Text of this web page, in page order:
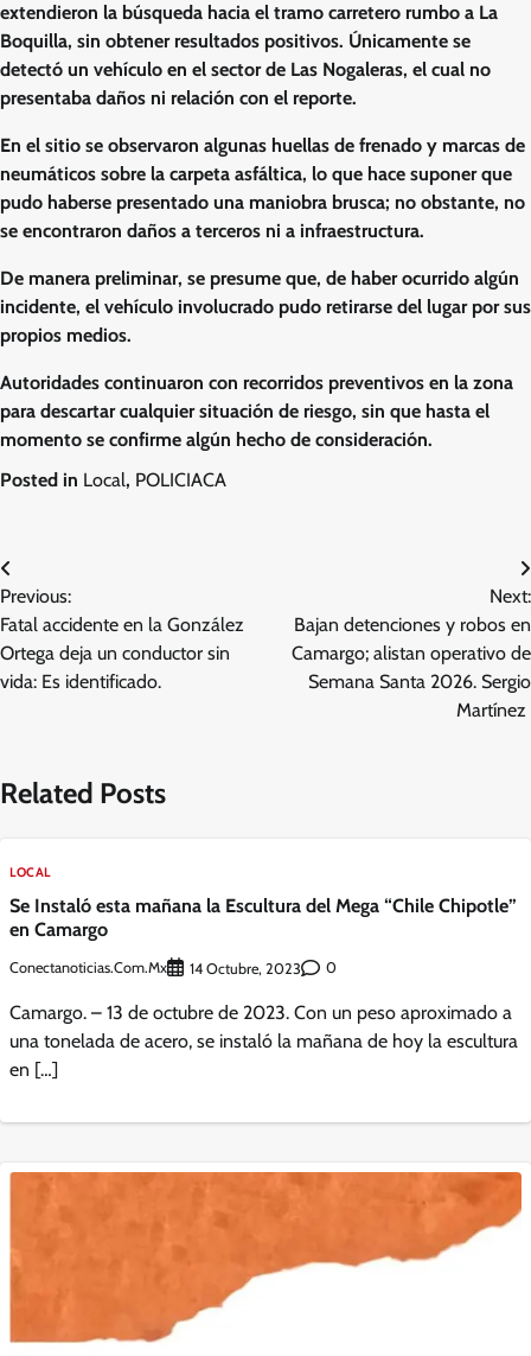
extendieron la búsqueda hacia el tramo carretero rumbo a La
Boquilla, sin obtener resultados positivos. Únicamente se
detectó un vehículo en el sector de Las Nogaleras, el cual no
presentaba daños ni relación con el reporte.
En el sitio se observaron algunas huellas de frenado y marcas de
neumáticos sobre la carpeta asfáltica, lo que hace suponer que
pudo haberse presentado una maniobra brusca; no obstante, no
se encontraron daños a terceros ni a infraestructura.
De manera preliminar, se presume que, de haber ocurrido algún
incidente, el vehículo involucrado pudo retirarse del lugar por sus
propios medios.
Autoridades continuaron con recorridos preventivos en la zona
para descartar cualquier situación de riesgo, sin que hasta el
momento se confirme algún hecho de consideración.
Posted in Local, POLICIACA
Navegación
de
entradas
Previous:
Fatal accidente en la González
Ortega deja un conductor sin
vida: Es identificado.
Next:
Bajan detenciones y robos en
Camargo; alistan operativo de
Semana Santa 2026. Sergio
Martínez
Related Posts
LOCAL
Se Instaló esta mañana la Escultura del Mega “Chile Chipotle”
en Camargo
Conectanoticias.com.mx 14 Octubre, 2023 0
Camargo. – 13 de octubre de 2023. Con un peso aproximado a
una tonelada de acero, se instaló la mañana de hoy la escultura
en […]